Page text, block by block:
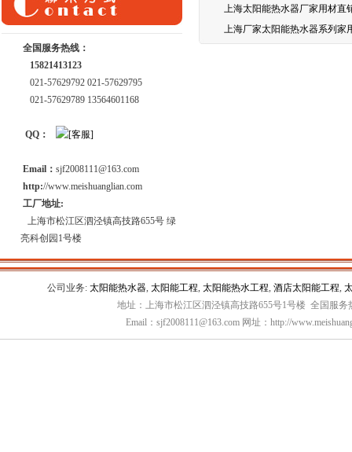
全国服务热线：
15821413123
021-57629792 021-57629795
021-57629789 13564601168
QQ：
Email： sjf2008111@163.com
http://www.meishuanglian.com
工厂地址:
上海市松江区泗泾镇高技路655号 绿
亮科创园1号楼
上海太阳能热水器厂家用材直
上海厂家太阳能热水器系列家
公司业务: 太阳能热水器, 太阳能工程, 太阳能热水工程, 酒店太阳能工程,
地址：上海市松江区泗泾镇高技路655号1号楼 全国服务
Email：sjf2008111@163.com 网址：http://